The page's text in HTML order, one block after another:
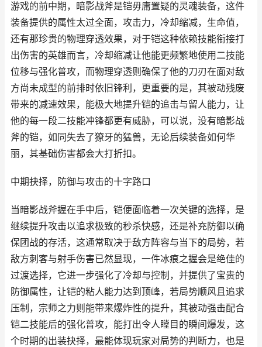
游戏的前中期，暗影战斧是铠毋庸置疑的灵魂装备，这件
装备提供的属性太过全面，攻击力，冷却缩减，生命值，
还有那珍贵的物理穿透效果，对于铠这种依赖技能衔接打
出伤害的英雄而言，冷却缩减让他能更频繁地使用二技能
位移与强化普攻，而物理穿透则确保了他的刀刃在面对敌
方尚未成型的前排时依旧锋利，更重要的是，其被动残废
带来的减速效果，能极大地提升铠的追击与留人能力，让
他的每一段二技能冲锋都更有威胁，可以说，没有暗影战
斧的铠，如同失去了獠牙的猛兽，无论后续装备如何华
丽，其基础伤害都会大打折扣。
中期抉择，防御与攻击的十字路口
当暗影战斧握在手中后，铠便面临着一次关键的选择，是
继续提升攻击以追求极致的秒杀快感，还是补充防御以确
保团战的存活，这通常取决于敌方阵容与当下的局势，若
敌方刺客与射手伤害已然显现，一件冰痕之握会是绝佳的
过渡选择，它进一步强化了冷却与控制，并提供了宝贵的
防御属性，让铠的粘人能力达到顶峰，若局势顺风且追求
压制，宗师之力则能带来爆炸性的提升，其被动强击配合
铠二技能后的强化普攻，能打出令人瞠目的瞬间爆发，这
个时期的出装抉择，最能体现玩家对局势的判断力，也是